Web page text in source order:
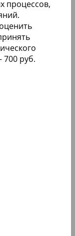
процессов,
руб.